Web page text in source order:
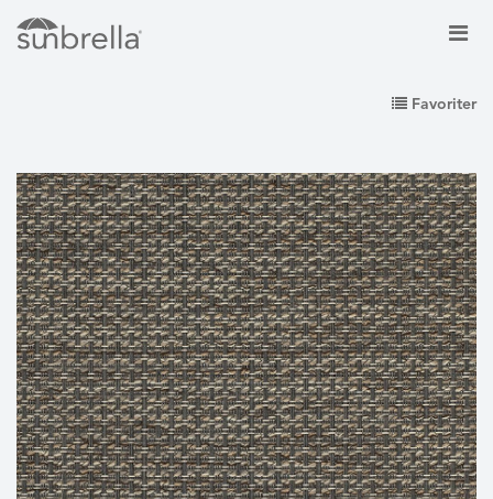
Favoriter